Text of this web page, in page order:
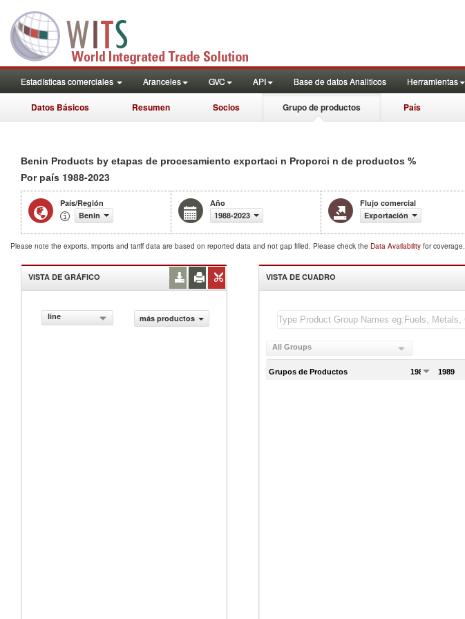
Estadísticas comerciales Aranceles GVC API Base de datos Analiticos Herramientas
Datos Básicos Resumen Socios Grupo de productos País
Benin Products by etapas de procesamiento exportaci n Proporci n de productos %
Por país 1988-2023
País/Región
Benin
Año
1988-2023
Flujo comercial
Exportación
Please note the exports, imports and tariff data are based on reported data and not gap filled. Please check the Data Availability for coverage.
VISTA DE GRÁFICO
line más productos
VISTA DE CUADRO
All Groups
Grupos de Productos 1988 1989